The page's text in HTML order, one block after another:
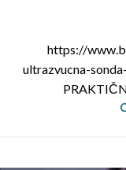
https://
ultrazvucna-